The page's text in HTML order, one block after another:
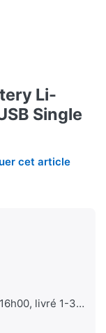
Li-
Single
cet article
livré 1-3 jours